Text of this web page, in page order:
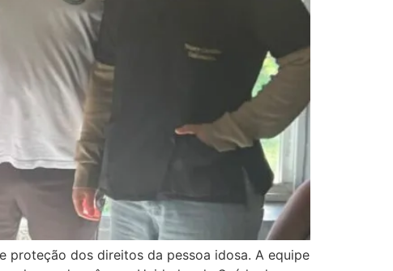
proteção dos direitos da pessoa idosa. A equipe